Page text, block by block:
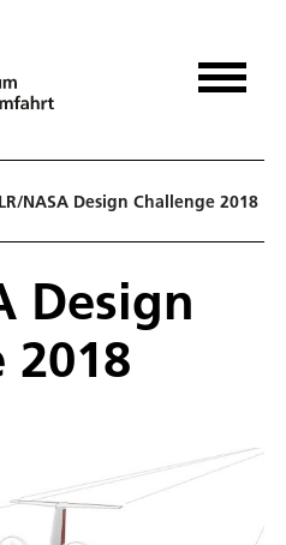
NASA Design Challenge 2018
Design
2018